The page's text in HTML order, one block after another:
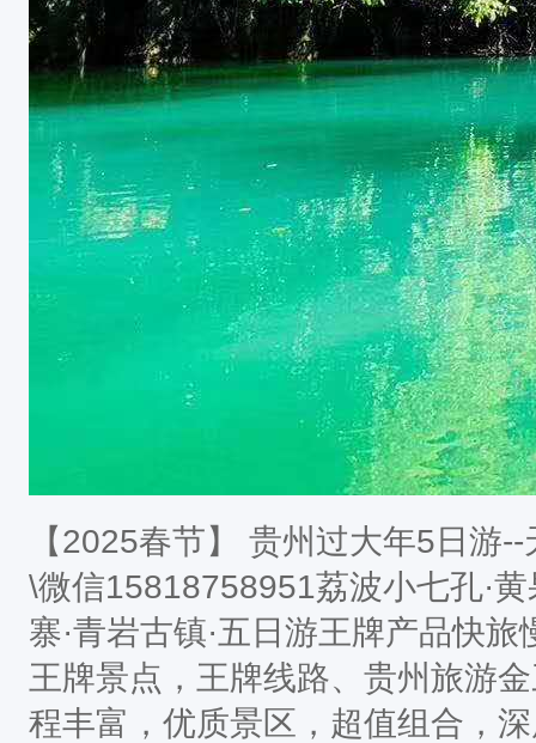
【2025春节】 贵州过大年5日游
\微信15818758951荔波小七孔·
寨·青岩古镇·五日游王牌产品快
王牌景点，王牌线路、贵州旅游
程丰富，优质景区，超值组合，